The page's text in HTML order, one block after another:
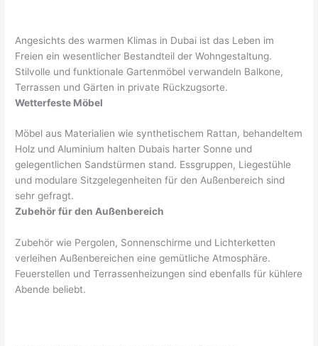
Angesichts des warmen Klimas in Dubai ist das Leben im
Freien ein wesentlicher Bestandteil der Wohngestaltung.
Stilvolle und funktionale Gartenmöbel verwandeln Balkone,
Terrassen und Gärten in private Rückzugsorte.
Wetterfeste Möbel
Möbel aus Materialien wie synthetischem Rattan, behandeltem
Holz und Aluminium halten Dubais harter Sonne und
gelegentlichen Sandstürmen stand. Essgruppen, Liegestühle
und modulare Sitzgelegenheiten für den Außenbereich sind
sehr gefragt.
Zubehör für den Außenbereich
Zubehör wie Pergolen, Sonnenschirme und Lichterketten
verleihen Außenbereichen eine gemütliche Atmosphäre.
Feuerstellen und Terrassenheizungen sind ebenfalls für kühlere
Abende beliebt.